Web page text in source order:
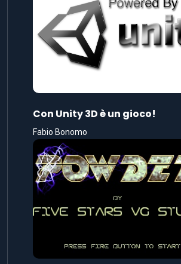
Con Unity 3D è un gioco!
Fabio Bonomo